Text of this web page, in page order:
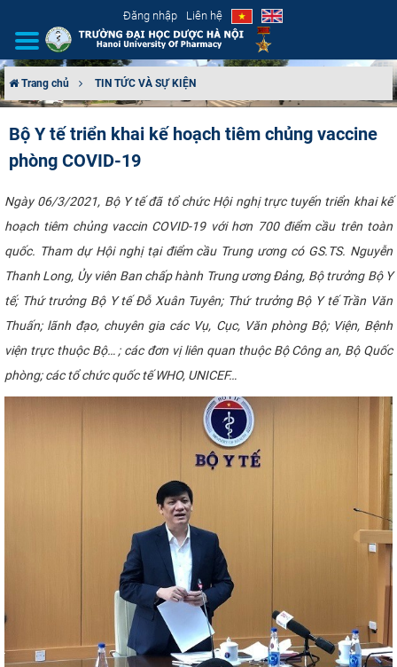
Đăng nhập Liên hệ
CƠ CẤU TỔ CHỨC
TUYỂN SINH
ĐÀO TẠO
ĐẢM BẢO CHẤT LƯỢNG
KHOA HỌC CÔNG NGHỆ
HTQT
CỰU NGƯỜI HỌC
Trang chủ TIN TỨC VÀ SỰ KIỆN
Bộ Y tế triển khai kế hoạch tiêm chủng vaccine
phòng COVID-19
Ngày 06/3/2021, Bộ Y tế đã tổ chức Hội nghị trực tuyến triển khai kế
hoạch tiêm chủng vaccin COVID-19 với hơn 700 điểm cầu trên toàn
quốc. Tham dự Hội nghị tại điểm cầu Trung ương có GS.TS. Nguyễn
Thanh Long, Ủy viên Ban chấp hành Trung ương Đảng, Bộ trưởng Bộ Y
tế; Thứ trưởng Bộ Y tế Đỗ Xuân Tuyên; Thứ trưởng Bộ Y tế Trần Văn
Thuấn; lãnh đạo, chuyên gia các Vụ, Cục, Văn phòng Bộ; Viện, Bệnh
viện trực thuộc Bộ… ; các đơn vị liên quan thuộc Bộ Công an, Bộ Quốc
phòng; các tổ chức quốc tế WHO, UNICEF…​​​ ​​